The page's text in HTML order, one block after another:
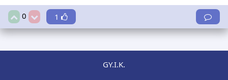
0 1
GY.I.K.